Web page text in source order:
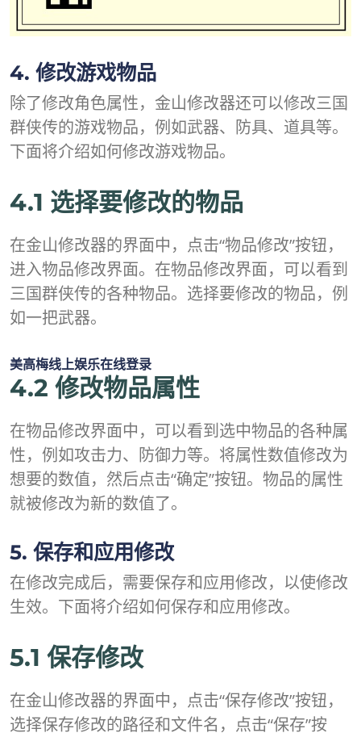
4. 修改游戏物品
除了修改角色属性，金山修改器还可以修改三国
群侠传的游戏物品，例如武器、防具、道具等。
下面将介绍如何修改游戏物品。
4.1 选择要修改的物品
在金山修改器的界面中，点击“物品修改”按钮，
进入物品修改界面。在物品修改界面，可以看到
三国群侠传的各种物品。选择要修改的物品，例
如一把武器。
美高梅线上娱乐在线登录
4.2 修改物品属性
在物品修改界面中，可以看到选中物品的各种属
性，例如攻击力、防御力等。将属性数值修改为
想要的数值，然后点击“确定”按钮。物品的属性
就被修改为新的数值了。
5. 保存和应用修改
在修改完成后，需要保存和应用修改，以使修改
生效。下面将介绍如何保存和应用修改。
5.1 保存修改
在金山修改器的界面中，点击“保存修改”按钮，
选择保存修改的路径和文件名，点击“保存”按